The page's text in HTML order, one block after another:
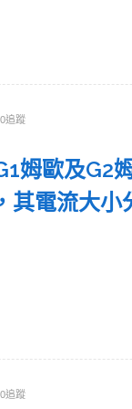
0追蹤
姆歐及G2
其電流大小
0追蹤